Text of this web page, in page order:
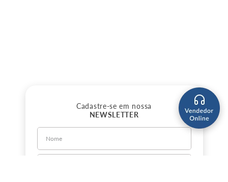
Cadastre-se em nossa
NEWSLETTER